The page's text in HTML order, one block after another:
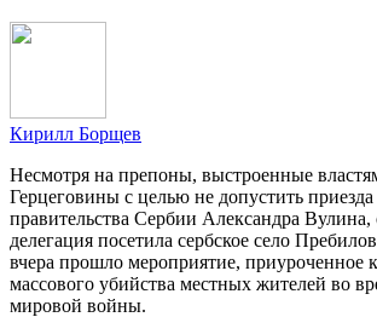
Кирилл Борщев
Несмотря на препоны, выстроенные
Герцеговины с целью не допустить
правительства Сербии Александра Вулина,
делегация посетила сербское село
вчера прошло мероприятие, приуроченное
массового убийства местных жителей во
мировой войны.